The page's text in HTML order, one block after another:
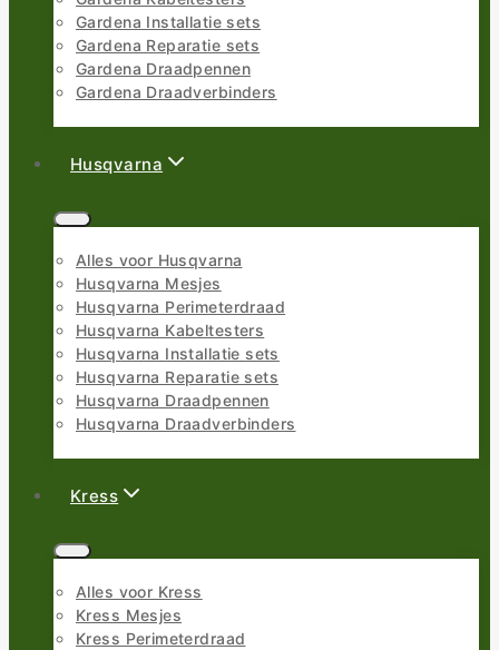
Gardena Installatie sets
Gardena Reparatie sets
Gardena Draadpennen
Gardena Draadverbinders
Husqvarna
Alles voor Husqvarna
Husqvarna Mesjes
Husqvarna Perimeterdraad
Husqvarna Kabeltesters
Husqvarna Installatie sets
Husqvarna Reparatie sets
Husqvarna Draadpennen
Husqvarna Draadverbinders
Kress
Alles voor Kress
Kress Mesjes
Kress Perimeterdraad